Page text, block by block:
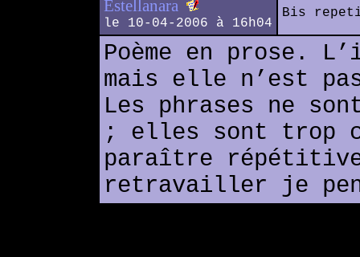
Estellanara
le 10-04-2006 à 16h04
Bis
Poème en prose.
mais elle n’est
Les phrases ne
; elles sont trop
paraître
retravailler je